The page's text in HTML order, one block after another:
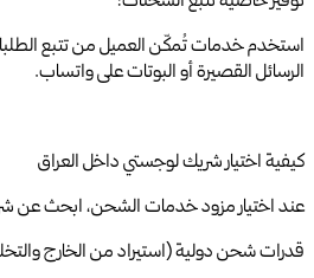
استخدم خدمات تُمكّن العميل من تتبع
الرسائل القصيرة أو البوتات على واتساب.
كيفية اختيار شريك لوجستي داخل العراق
عند اختيار مزود خدمات الشحن، ابحث عن
قدرات شحن دولية (استيراد من الخارج